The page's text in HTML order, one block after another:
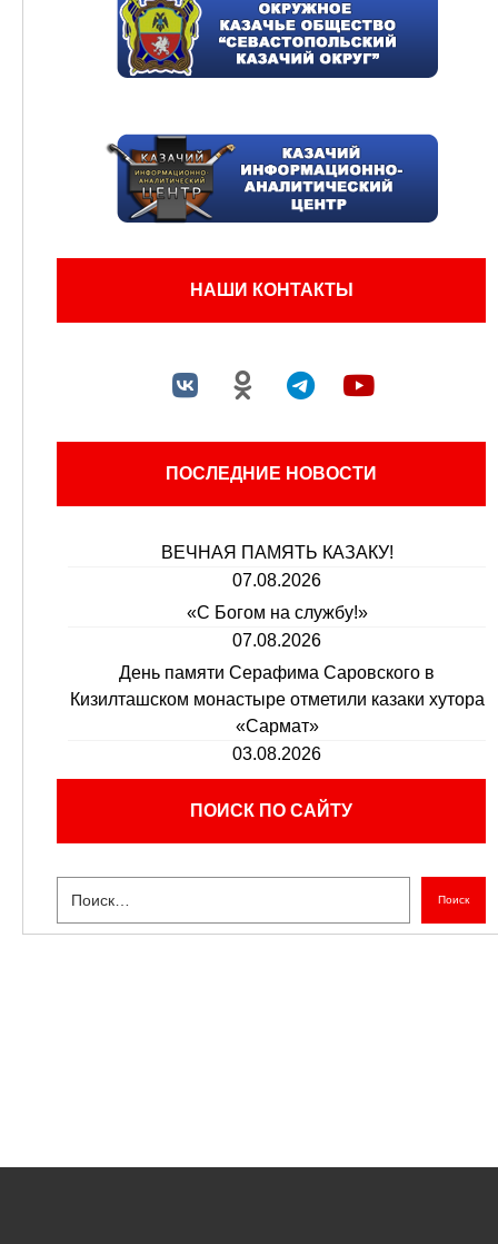
НАШИ КОНТАКТЫ
ПОСЛЕДНИЕ НОВОСТИ
ВЕЧНАЯ ПАМЯТЬ КАЗАКУ!
07.08.2026
«С Богом на службу!»
07.08.2026
День памяти Серафима Саровского в
Кизилташском монастыре отметили казаки хутора
«Сармат»
03.08.2026
ПОИСК ПО САЙТУ
Поиск